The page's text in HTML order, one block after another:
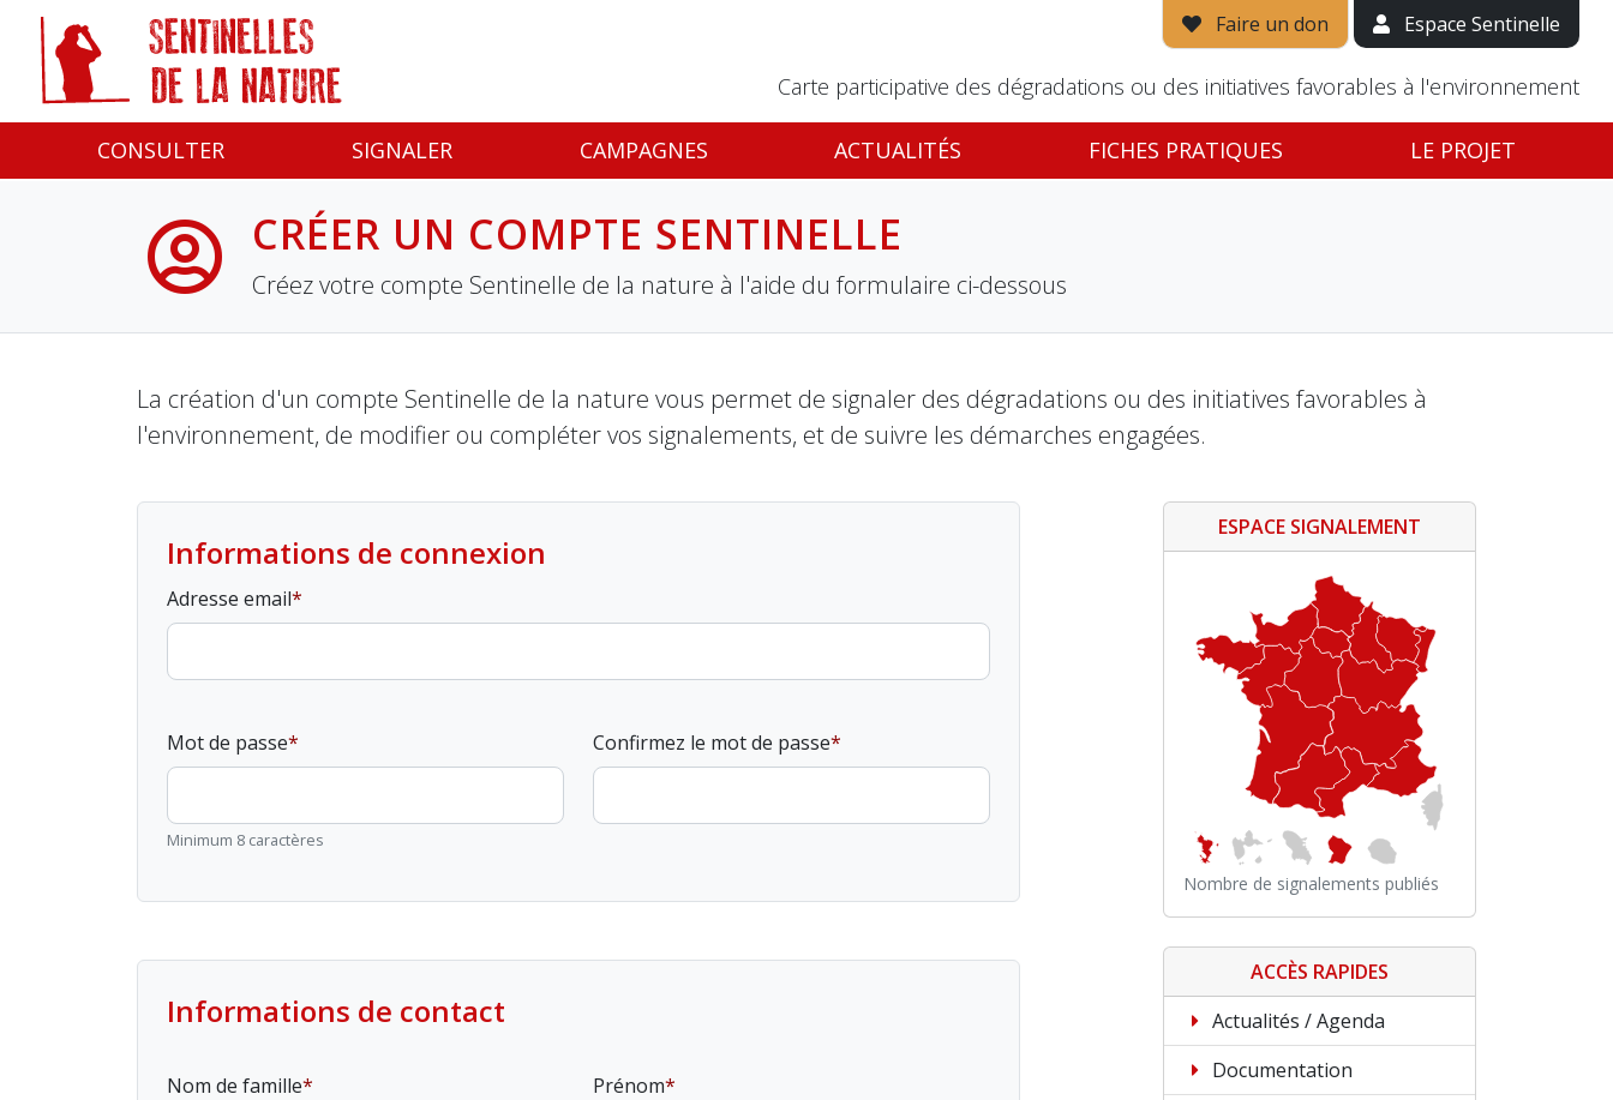
Faire un don Espace Sentinelle
Carte participative des dégradations ou des initiatives favorables à l'environnement
CONSULTER SIGNALER CAMPAGNES ACTUALITÉS FICHES PRATIQUES LE PROJET
CRÉER UN COMPTE SENTINELLE
Créez votre compte Sentinelle de la nature à l'aide du formulaire ci-dessous
La création d'un compte Sentinelle de la nature vous permet de signaler des dégradations ou des initiatives favorables à
l'environnement, de modifier ou compléter vos signalements, et de suivre les démarches engagées.
Informations de connexion
Adresse email
Mot de passe
Minimum 8 caractères
Confirmez le mot de passe
Informations de contact
Nom de famille Prénom
ESPACE SIGNALEMENT
Nombre de signalements publiés
ACCÈS RAPIDES
Actualités / Agenda
Documentation
Panneau de gestion des cookies